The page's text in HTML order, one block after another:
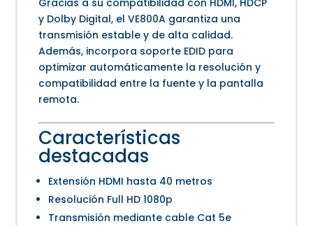
Gracias a su compatibilidad con HDMI, HDCP
y Dolby Digital, el VE800A garantiza una
transmisión estable y de alta calidad.
Además, incorpora soporte EDID para
optimizar automáticamente la resolución y
compatibilidad entre la fuente y la pantalla
remota.
Características
destacadas
Extensión HDMI hasta 40 metros
Resolución Full HD 1080p
Transmisión mediante cable Cat 5e